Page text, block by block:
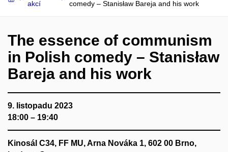
akcí
comedy – Stanisław Bareja and his work
The essence of communism
in Polish comedy – Stanisław
Bareja and his work
9. listopadu 2023
18:00 – 19:40
Kinosál C34, FF MU, Arna Nováka 1, 602 00 Brno,